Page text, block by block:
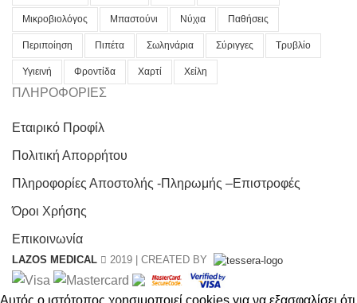
Μικροβιολόγος Μπαστούνι Νύχια Παθήσεις
Περιποίηση Πιπέτα Σωληνάρια Σύριγγες Τρυβλίο
Υγιεινή Φροντίδα Χαρτί Χείλη
ΠΛΗΡΟΦΟΡΙΕΣ
Εταιρικό Προφίλ
Πολιτική Απορρήτου
Πληροφορίες Αποστολής -Πληρωμής –Επιστροφές
Όροι Χρήσης
Επικοινωνία
LAZOS MEDICAL 2019 | CREATED BY
Αυτός ο ιστότοπος χρησιμοποιεί cookies για να εξασφαλίσει ότι